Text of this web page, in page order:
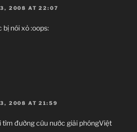
2008 AT 22:07
bị nói xỏ :oops:
2008 AT 21:59
tìm đường cứu nước giải phóngViệt